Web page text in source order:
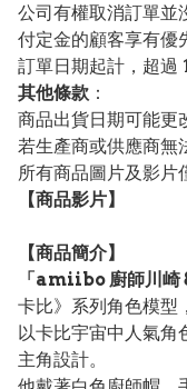
公司有權取消訂單並
付定金的顧客享有優
訂單日期起計，超過
其他條款 ：
商品出貨日期可能更
若生產商或供應商無
所有商品圖片及影片
【商品影片】
【商品簡介】
「amiibo 廚師川崎
卡比》系列角色模型，
以卡比宇宙中人氣角
主角設計。